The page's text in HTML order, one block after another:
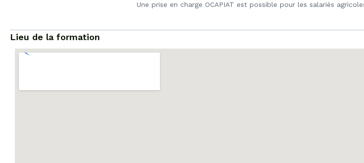
Une prise en charge OCAPIAT est possible pour les salariés
Lieu de la formation